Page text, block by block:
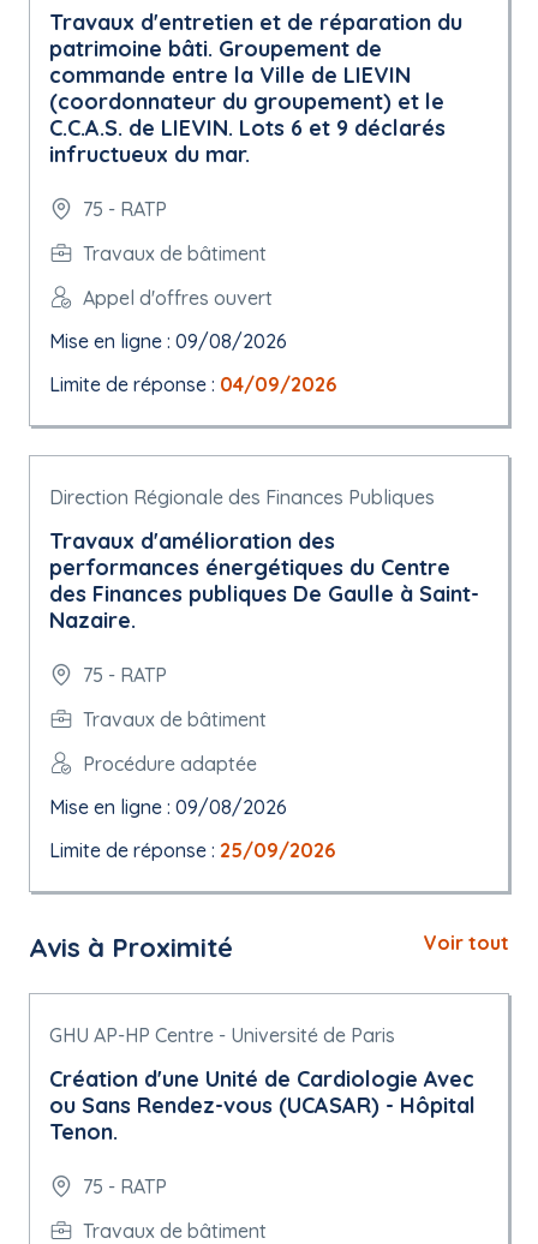
Travaux d'entretien et de réparation du
patrimoine bâti. Groupement de
commande entre la Ville de LIEVIN
(coordonnateur du groupement) et le
C.C.A.S. de LIEVIN. Lots 6 et 9 déclarés
infructueux du mar.
75 - RATP
Travaux de bâtiment
Appel d'offres ouvert
Mise en ligne : 09/08/2026
Limite de réponse : 04/09/2026
Direction Régionale des Finances Publiques
Travaux d'amélioration des
performances énergétiques du Centre
des Finances publiques De Gaulle à Saint-
Nazaire.
75 - RATP
Travaux de bâtiment
Procédure adaptée
Mise en ligne : 09/08/2026
Limite de réponse : 25/09/2026
Avis à Proximité Voir tout
GHU AP-HP Centre - Université de Paris
Création d'une Unité de Cardiologie Avec
ou Sans Rendez-vous (UCASAR) - Hôpital
Tenon.
75 - RATP
Travaux de bâtiment